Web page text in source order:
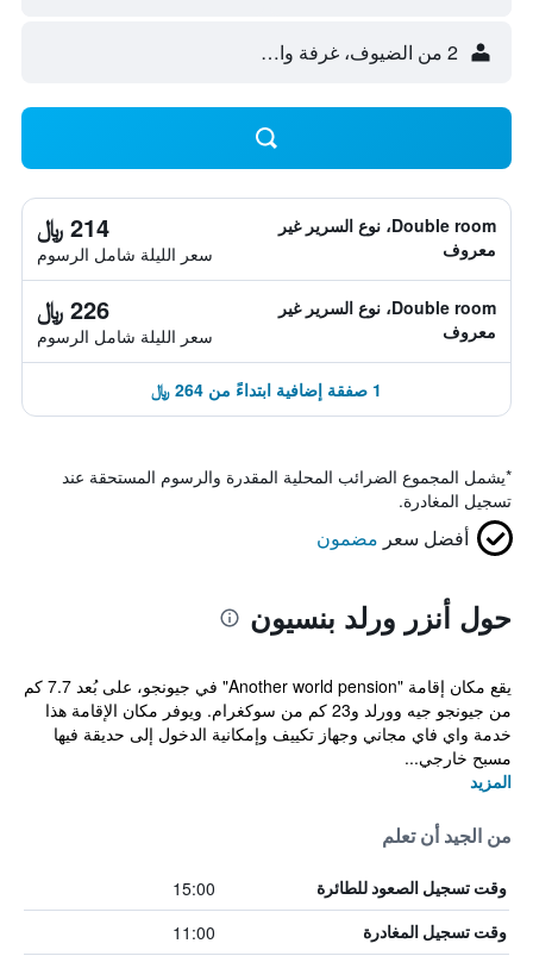
2 من الضيوف، غرفة واحدة
Double room، نوع السرير غير
معروف
214 ﷼
سعر الليلة شامل الرسوم
Double room، نوع السرير غير
معروف
226 ﷼
سعر الليلة شامل الرسوم
1 صفقة إضافية ابتداءً من 264 ﷼
*يشمل المجموع الضرائب المحلية المقدرة والرسوم المستحقة عند
تسجيل المغادرة.
أفضل سعر مضمون
حول أنزر ورلد بنسيون
يقع مكان إقامة "Another world pension" في جيونجو، على بُعد 7.7 كم
من جيونجو جيه وورلد و23 كم من سوكغرام. ويوفر مكان الإقامة هذا
خدمة واي فاي مجاني وجهاز تكييف وإمكانية الدخول إلى حديقة فيها
مسبح خارجي...
المزيد
من الجيد أن تعلم
وقت تسجيل الصعود للطائرة 15:00
وقت تسجيل المغادرة 11:00